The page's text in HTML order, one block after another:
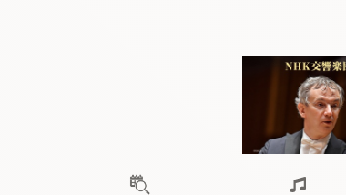
Aからの眺望
ル